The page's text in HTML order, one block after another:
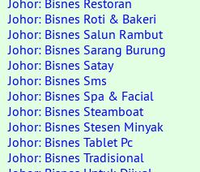
Johor: Bisnes Restoran
Johor: Bisnes Roti & Bakeri
Johor: Bisnes Salun Rambut
Johor: Bisnes Sarang Burung
Johor: Bisnes Satay
Johor: Bisnes Sms
Johor: Bisnes Spa & Facial
Johor: Bisnes Steamboat
Johor: Bisnes Stesen Minyak
Johor: Bisnes Tablet Pc
Johor: Bisnes Tradisional